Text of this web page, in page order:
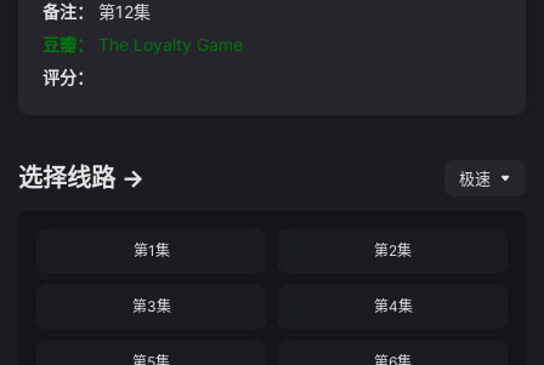
备注：
第12集
豆瓣：
The Loyalty Game
评分：
选择线路 → 极速
第1集 第2集
第3集 第4集